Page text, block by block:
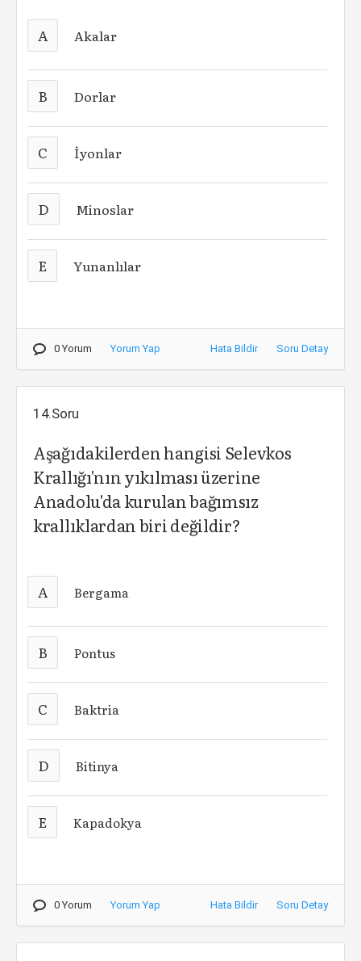
A Akalar
B Dorlar
C İyonlar
D Minoslar
E Yunanlılar
0 Yorum Yorum Yap Hata Bildir Soru Detay
14.Soru
Aşağıdakilerden hangisi Selevkos
Krallığı'nın yıkılması üzerine
Anadolu'da kurulan bağımsız
krallıklardan biri değildir?
A Bergama
B Pontus
C Baktria
D Bitinya
E Kapadokya
0 Yorum Yorum Yap Hata Bildir Soru Detay